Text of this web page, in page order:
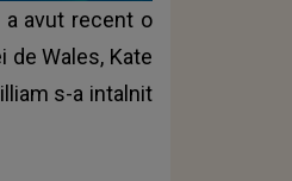
a avut recent o
Wales, Kate
s-a intalnit